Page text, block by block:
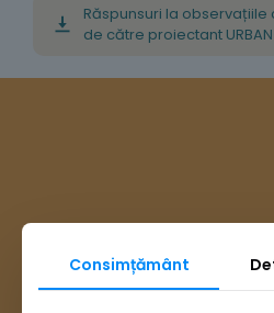
Răspunsuri la
de către proiectant URBAN
Consimțământ